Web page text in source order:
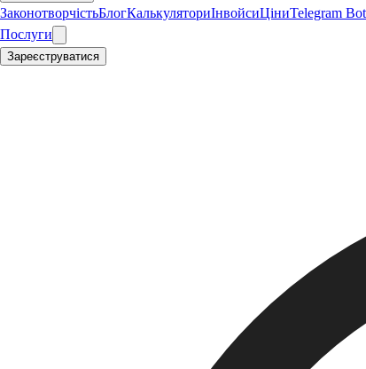
ЗаконотворчістьБлогКалькуляториІнвойсиЦіниTelegram Bot
Послуги
Зареєструватися